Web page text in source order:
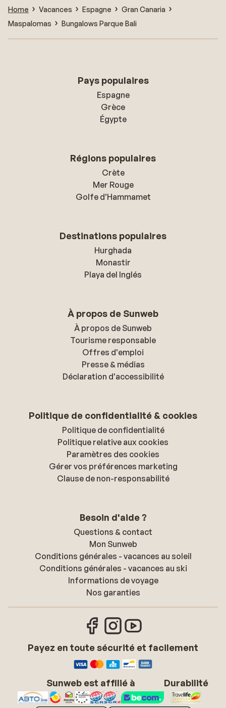
Home Vacances Espagne
Gran Canaria
Maspalomas
Bungalows Parque Bali
Pays populaires
Espagne
Grèce
Égypte
Régions populaires
Crète
Mer Rouge
Golfe d'Hammamet
Destinations populaires
Hurghada
Monastir
Playa del Inglés
À propos de Sunweb
À propos de Sunweb
Tourisme responsable
Offres d'emploi
Presse & médias
Déclaration d'accessibilité
Politique de confidentialité & cookies
Politique de confidentialité
Politique relative aux cookies
Paramètres des cookies
Gérer vos préférences marketing
Clause de non-responsabilité
Besoin d'aide ?
Questions & contact
Mon Sunweb
Conditions générales - vacances au soleil
Conditions générales - vacances au ski
Informations de voyage
Nos garanties
Payez en toute sécurité et facilement
Sunweb est affilié à Durabilité